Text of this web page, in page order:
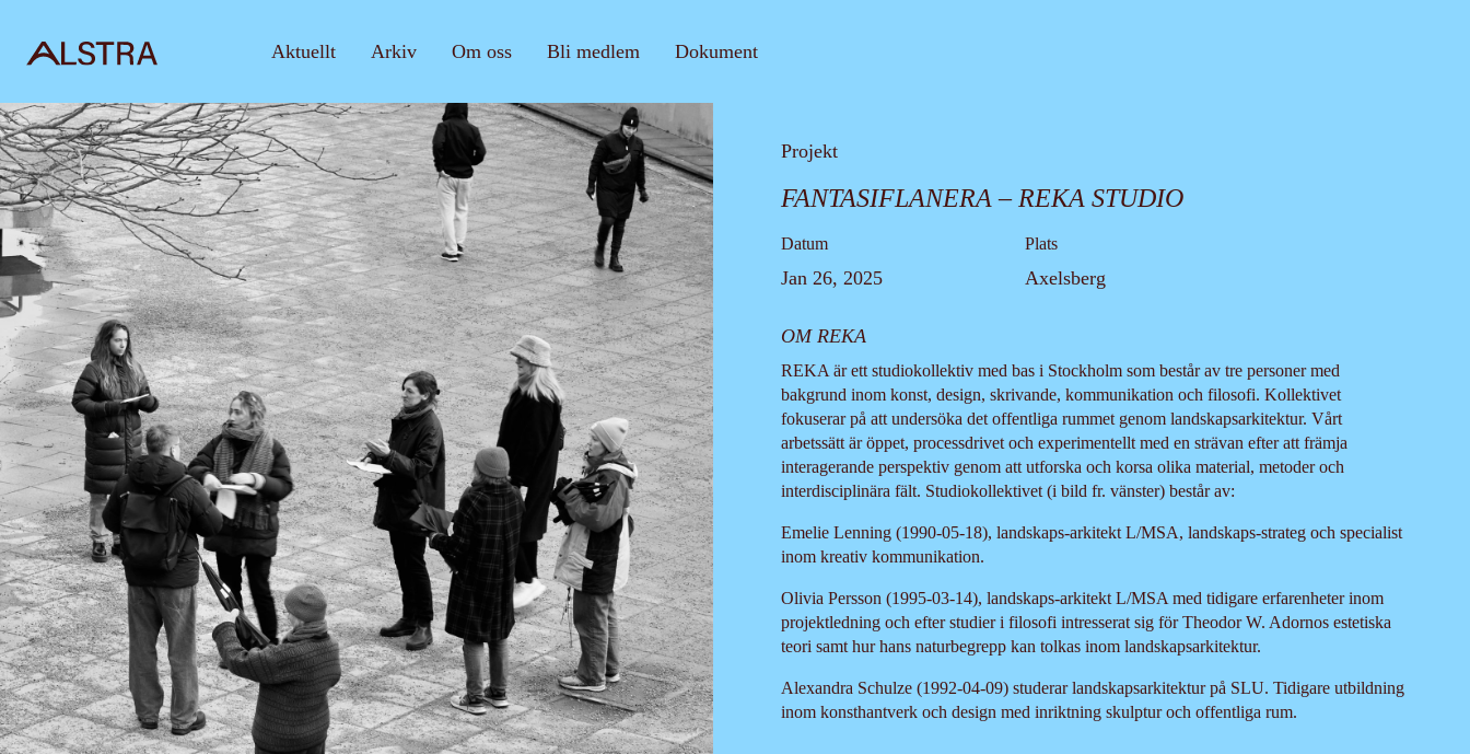
Aktuellt Arkiv Om oss Bli medlem Dokument
Projekt
FANTASIFLANERA – REKA STUDIO
Datum
Jan 26, 2025
Plats
Axelsberg
OM REKA
REKA är ett studiokollektiv med bas i Stockholm som består av tre personer med
bakgrund inom konst, design, skrivande, kommunikation och filosofi. Kollektivet
fokuserar på att undersöka det offentliga rummet genom landskapsarkitektur. Vårt
arbetssätt är öppet, processdrivet och experimentellt med en strävan efter att främja
interagerande perspektiv genom att utforska och korsa olika material, metoder och
interdisciplinära fält. Studiokollektivet (i bild fr. vänster) består av:
Emelie Lenning (1990-05-18), landskaps-arkitekt L/MSA, landskaps-strateg och specialist
inom kreativ kommunikation.
Olivia Persson (1995-03-14), landskaps-arkitekt L/MSA med tidigare erfarenheter inom
projektledning och efter studier i filosofi intresserat sig för Theodor W. Adornos estetiska
teori samt hur hans naturbegrepp kan tolkas inom landskapsarkitektur.
Alexandra Schulze (1992-04-09) studerar landskapsarkitektur på SLU. Tidigare utbildning
inom konsthantverk och design med inriktning skulptur och offentliga rum.